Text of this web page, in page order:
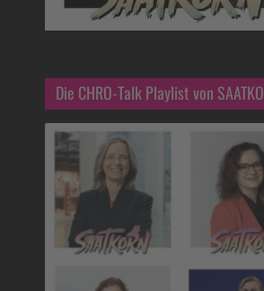
Die CHRO-Talk Playlist von